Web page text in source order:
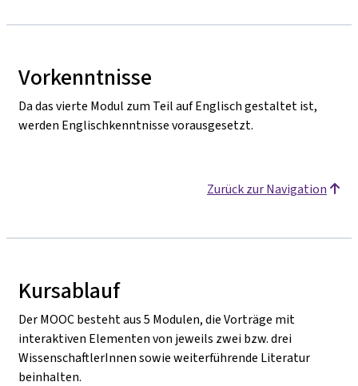
Vorkenntnisse
Da das vierte Modul zum Teil auf Englisch gestaltet ist,
werden Englischkenntnisse vorausgesetzt.
Zurück zur Navigation
Kursablauf
Der MOOC besteht aus 5 Modulen, die Vorträge mit
interaktiven Elementen von jeweils zwei bzw. drei
WissenschaftlerInnen sowie weiterführende Literatur
beinhalten.